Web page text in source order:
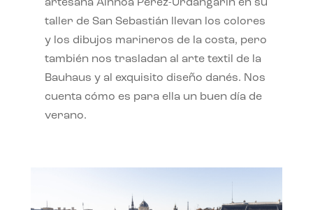
artesana Ainhoa Pérez-Urdangarín en su
taller de San Sebastián llevan los colores
y los dibujos marineros de la costa, pero
también nos trasladan al arte textil de la
Bauhaus y al exquisito diseño danés. Nos
cuenta cómo es para ella un buen día de
verano.